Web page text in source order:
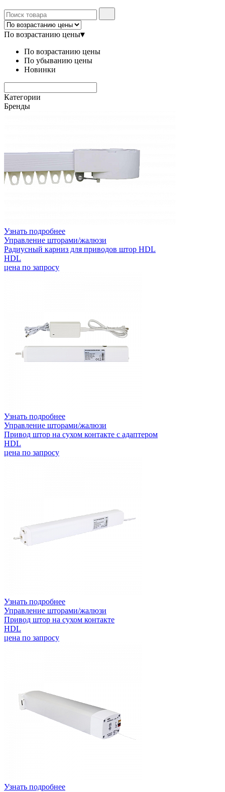
По возрастанию цены▾
По возрастанию цены
По убыванию цены
Новинки
Категории
Бренды
Узнать подробнее
Управление шторами/жалюзи
Радиусный карниз для приводов штор HDL
HDL
цена по запросу
Узнать подробнее
Управление шторами/жалюзи
Привод штор на сухом контакте с адаптером
HDL
цена по запросу
Узнать подробнее
Управление шторами/жалюзи
Привод штор на сухом контакте
HDL
цена по запросу
Узнать подробнее